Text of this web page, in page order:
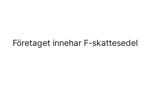
Företaget innehar F-skattesedel